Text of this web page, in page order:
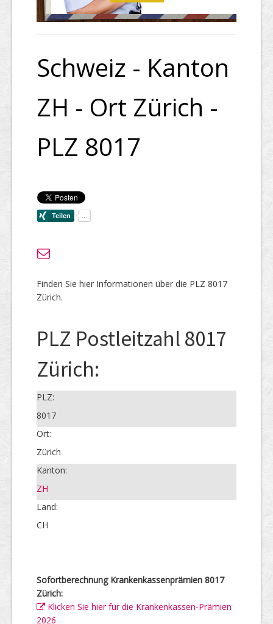
Schweiz - Kanton
ZH - Ort Zürich -
PLZ 8017
Finden Sie hier Informationen über die PLZ 8017
Zürich.
PLZ Postleitzahl 8017
Zürich:
PLZ:
8017
Ort:
Zürich
Kanton:
ZH
Land:
CH
Sofortberechnung Krankenkassenprämien 8017
Zürich:
Klicken Sie hier für die Krankenkassen-Prämien
2026